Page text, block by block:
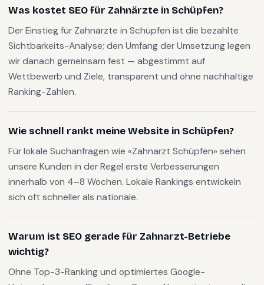
Was kostet SEO für Zahnärzte in Schüpfen?
Der Einstieg für Zahnärzte in Schüpfen ist die bezahlte
Sichtbarkeits-Analyse; den Umfang der Umsetzung legen
wir danach gemeinsam fest — abgestimmt auf
Wettbewerb und Ziele, transparent und ohne nachhaltige
Ranking-Zahlen.
Wie schnell rankt meine Website in Schüpfen?
Für lokale Suchanfragen wie «Zahnarzt Schüpfen» sehen
unsere Kunden in der Regel erste Verbesserungen
innerhalb von 4–8 Wochen. Lokale Rankings entwickeln
sich oft schneller als nationale.
Warum ist SEO gerade für Zahnarzt-Betriebe
wichtig?
Ohne Top-3-Ranking und optimiertes Google-